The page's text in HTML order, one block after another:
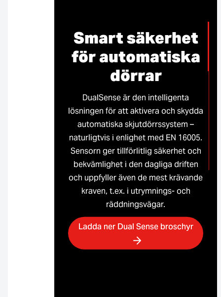
Smart säkerhet
för automatiska
dörrar
DualSense är den intelligenta
lösningen för att aktivera och skydda
automatiska skjutdörrssystem –
naturligtvis i enlighet med EN 16005.
Sensorn ger tillförlitlig säkerhet och
bekvämlighet i den dagliga driften
och uppfyller även de mest krävande
kraven, t.ex. i utrymnings- och
räddningsvägar.
Ladda ner Dual Sense broschyr